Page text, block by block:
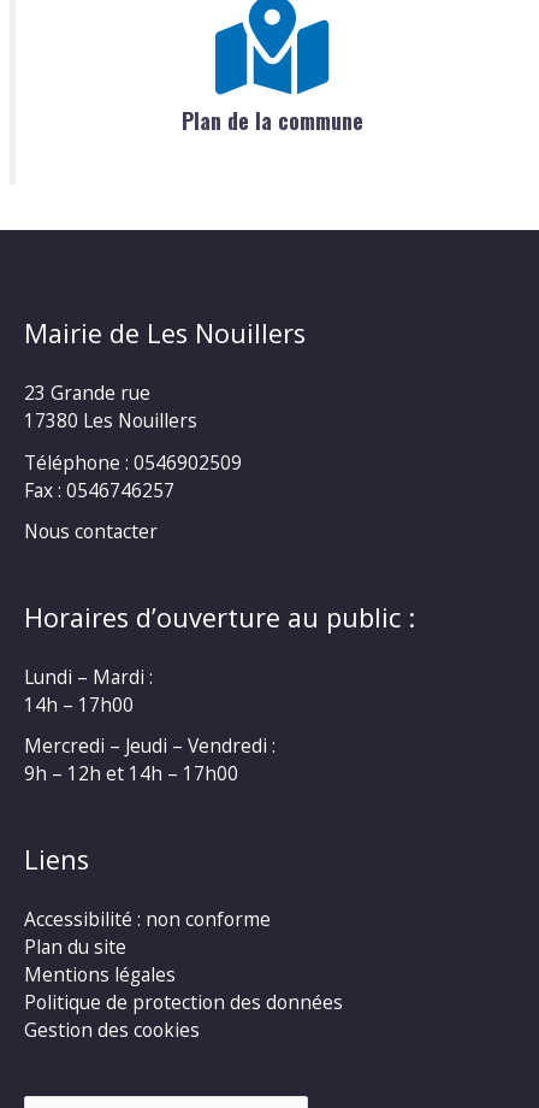
Plan de la commune
Mairie de Les Nouillers
23 Grande rue
17380 Les Nouillers
Téléphone : 0546902509
Fax : 0546746257
Nous contacter
Horaires d’ouverture au public :
Lundi – Mardi :
14h – 17h00
Mercredi – Jeudi – Vendredi :
9h – 12h et 14h – 17h00
Liens
Accessibilité : non conforme
Plan du site
Mentions légales
Politique de protection des données
Gestion des cookies